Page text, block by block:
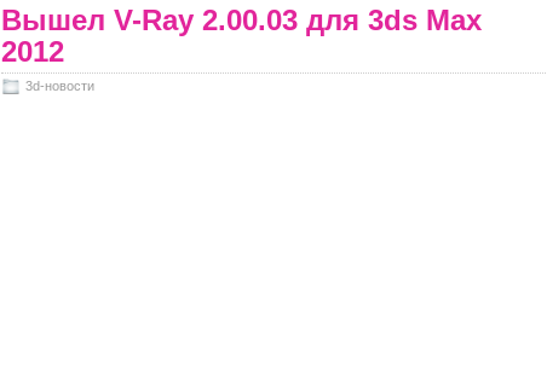
Вышел V-Ray 2.00.03 для 3ds Max
2012
3d-новости